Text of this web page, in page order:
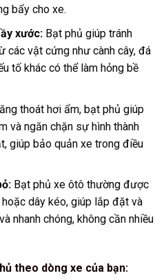
bẩy cho xe.
xước:Bạt phủ giúp tránh
vật cứng như cành cây, đá
tố khác có thể làm hỏng bề
thoát hơi ẩm, bạt phủ giúp
và ngăn chặn sự hình thành
giúp bảo quản xe trong điều
Bạt phủ xe ôtô thường được
dây kéo, giúp lắp đặt và
nhanh chóng, không cần nhiều
theo dòng xe của bạn: